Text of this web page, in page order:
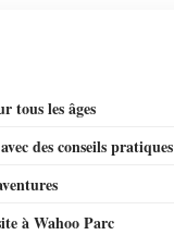
tous les âges
des conseils pratiques
à Wahoo Parc